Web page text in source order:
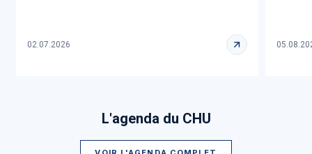
02.07.2026
L'agenda du CHU